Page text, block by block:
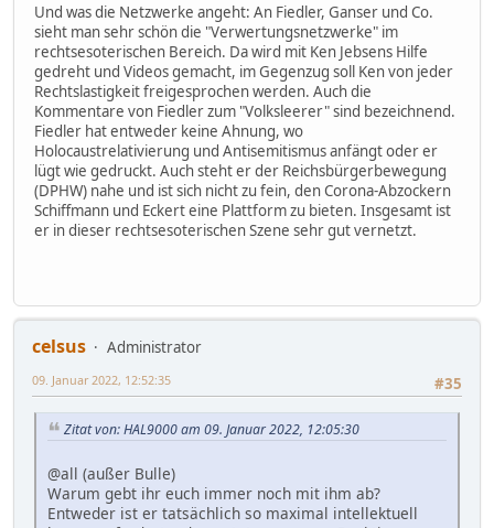
Und was die Netzwerke angeht: An Fiedler, Ganser und Co.
sieht man sehr schön die "Verwertungsnetzwerke" im
rechtsesoterischen Bereich. Da wird mit Ken Jebsens Hilfe
gedreht und Videos gemacht, im Gegenzug soll Ken von jeder
Rechtslastigkeit freigesprochen werden. Auch die
Kommentare von Fiedler zum "Volksleerer" sind bezeichnend.
Fiedler hat entweder keine Ahnung, wo
Holocaustrelativierung und Antisemitismus anfängt oder er
lügt wie gedruckt. Auch steht er der Reichsbürgerbewegung
(DPHW) nahe und ist sich nicht zu fein, den Corona-Abzockern
Schiffmann und Eckert eine Plattform zu bieten. Insgesamt ist
er in dieser rechtsesoterischen Szene sehr gut vernetzt.
celsus
Administrator
#35
09. Januar 2022, 12:52:35
Zitat von: HAL9000 am 09. Januar 2022, 12:05:30
@all (außer Bulle)
Warum gebt ihr euch immer noch mit ihm ab?
Entweder ist er tatsächlich so maximal intellektuell